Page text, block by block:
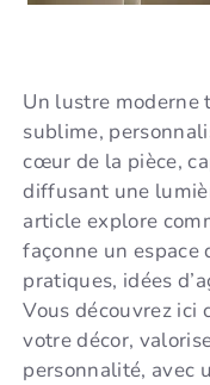
Un lustre moderne
sublime,
cœur de la pièce,
diffusant une
article explore
façonne un espace
pratiques, idées
Vous découvrez ici
votre décor,
personnalité, avec